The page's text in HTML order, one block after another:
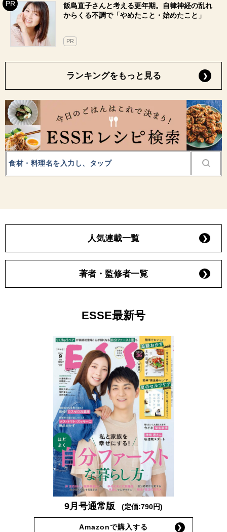
飯島直子さんと考える更年期。自律神経の乱れ
からくる不調で「やめたこと・始めたこと」
PR
ランキングをもっと見る
人気連載一覧
著者・監修者一覧
ESSE最新号
9月号通常版 (定価:790円)
Amazonで購入する